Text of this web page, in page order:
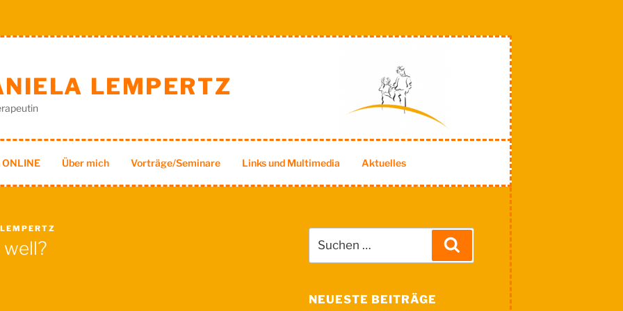
LEMPERTZ
Über mich Vorträge/Seminare Links und Multimedia Aktuelles
nach:
NEUESTE BEITRÄGE